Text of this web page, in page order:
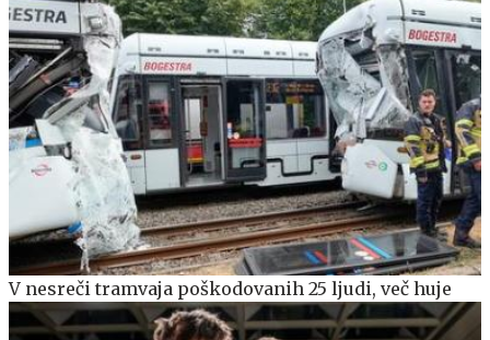
V nesreči tramvaja poškodovanih 25 ljudi, več huje